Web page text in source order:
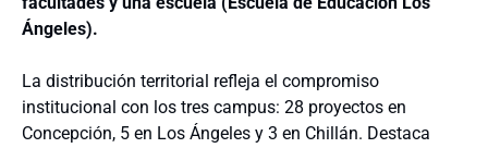
Ángeles).
La distribución territorial refleja el compromiso
institucional con los tres campus: 28 proyectos en
Concepción, 5 en Los Ángeles y 3 en Chillán. Destaca